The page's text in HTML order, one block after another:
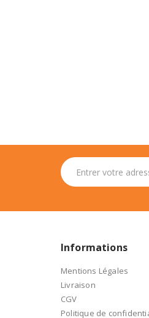
Informations
Mentions Légales
Livraison
CGV
Politique de